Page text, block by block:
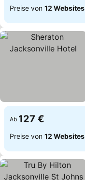
Preise von 12 Websites
Ab 127 €
Preise von 12 Websites